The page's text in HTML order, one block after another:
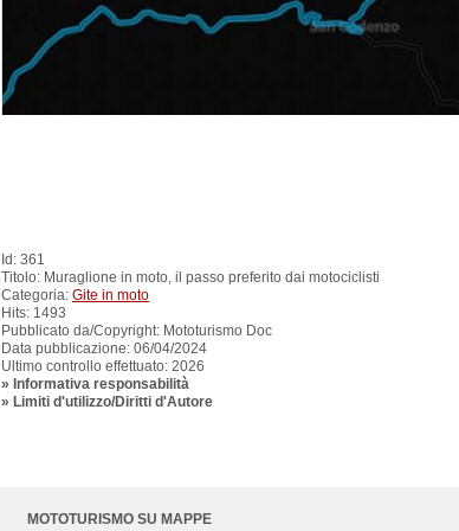
Id: 361
Titolo: Muraglione in moto, il passo preferito dai motociclisti
Categoria: Gite in moto
Hits: 1493
Pubblicato da/Copyright: Mototurismo Doc
Data pubblicazione: 06/04/2024
Ultimo controllo effettuato: 2026
» Informativa responsabilità
» Limiti d'utilizzo/Diritti d'Autore
MOTOTURISMO SU MAPPE